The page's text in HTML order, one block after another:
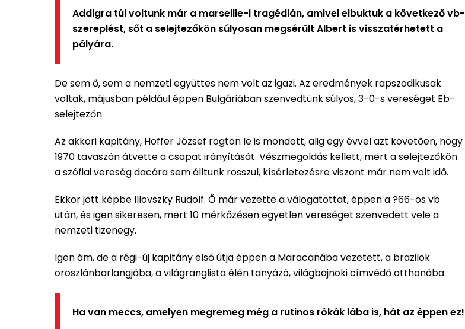
Addigra túl voltunk már a marseille-i tragédián, amivel elbuktuk a következő vb-
szereplést, sőt a selejtezőkön súlyosan megsérült Albert is visszatérhetett a
pályára.
De sem ő, sem a nemzeti együttes nem volt az igazi. Az eredmények rapszodikusak
voltak, májusban például éppen Bulgáriában szenvedtünk súlyos, 3-0-s vereséget Eb-
selejtezőn.
Az akkori kapitány, Hoffer József rögtön le is mondott, alig egy évvel azt követően, hogy
1970 tavaszán átvette a csapat irányítását. Vészmegoldás kellett, mert a selejtezőkön
a szófiai vereség dacára sem álltunk rosszul, kísérletezésre viszont már nem volt idő.
Ekkor jött képbe Illovszky Rudolf. Ő már vezette a válogatottat, éppen a ?66-os vb
után, és igen sikeresen, mert 10 mérkőzésen egyetlen vereséget szenvedett vele a
nemzeti tizenegy.
Igen ám, de a régi-új kapitány első útja éppen a Maracanába vezetett, a brazilok
oroszlánbarlangjába, a világranglista élén tanyázó, világbajnoki címvédő otthonába.
Ha van meccs, amelyen megremeg még a rutinos rókák lába is, hát az éppen ez!